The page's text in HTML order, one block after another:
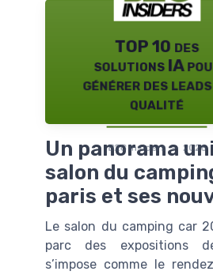
TOP 10 des
solutions IA
générer des leads
qualité
B2C insiders — 2026
Un panorama
salon du
paris et ses
Le salon du camping car
parc des expositions
s’impose comme le